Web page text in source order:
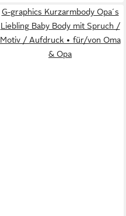
G-graphics Kurzarmbody Opa´s
Liebling Baby Body mit Spruch /
Motiv / Aufdruck • für/von Oma
& Opa